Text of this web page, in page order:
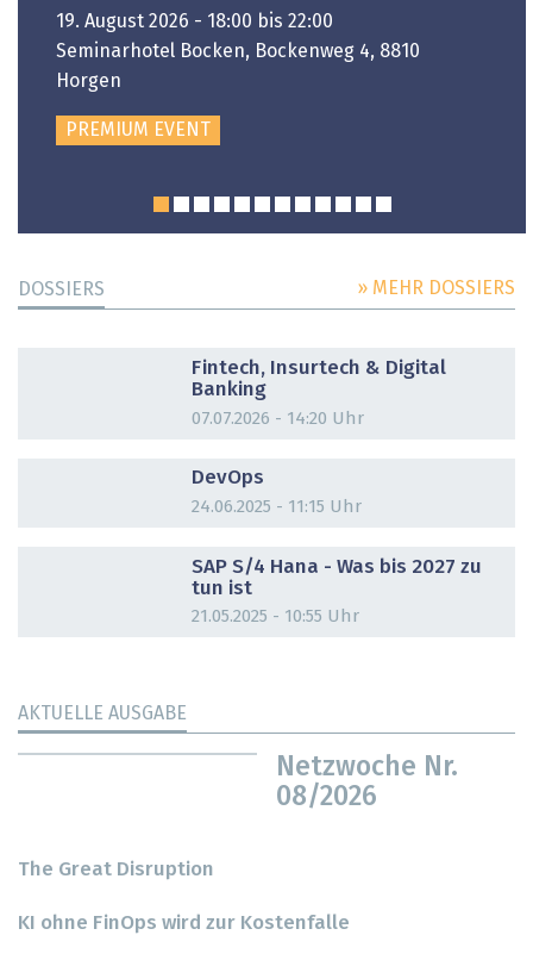
19. August 2026 - 18:00 bis 22:00
Seminarhotel Bocken, Bockenweg 4, 8810
Horgen
PREMIUM EVENT
DOSSIERS » MEHR DOSSIERS
Fintech, Insurtech & Digital
Banking
07.07.2026 - 14:20 Uhr
DevOps
24.06.2025 - 11:15 Uhr
SAP S/4 Hana - Was bis 2027 zu
tun ist
21.05.2025 - 10:55 Uhr
AKTUELLE AUSGABE
Netzwoche Nr.
08/2026
The Great Disruption
KI ohne FinOps wird zur Kostenfalle